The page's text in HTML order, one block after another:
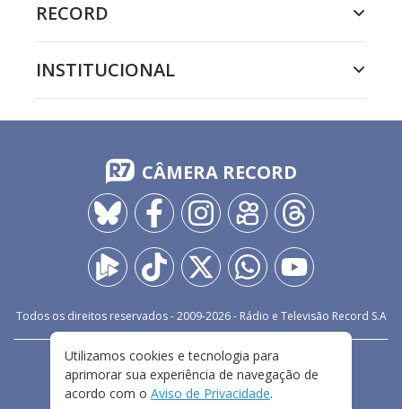
RECORD
INSTITUCIONAL
CÂMERA RECORD
Todos os direitos reservados - 2009-2026- Rádio e Televisão Record S.A
FALE CONOSCO
PRIVACIDADE
TERMOS E CONDIÇÕES DE USO
Utilizamos cookies e tecnologia para
aprimorar sua experiência de navegação de
acordo com o Aviso de Privacidade.